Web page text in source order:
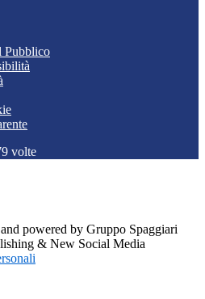
Pubblico
volte
powered by Gruppo Spaggiari
& New Social Media